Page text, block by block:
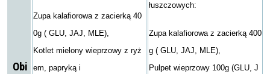
Obi
Zupa kalafiorowa z zacierką 40
0g ( GLU, JAJ, MLE),
Kotlet mielony wieprzowy z ryż
em, papryką i
łuszczowych:
Zupa kalafiorowa z zacierką 400
g ( GLU, JAJ, MLE),
Pulpet wieprzowy 100g (GLU, J